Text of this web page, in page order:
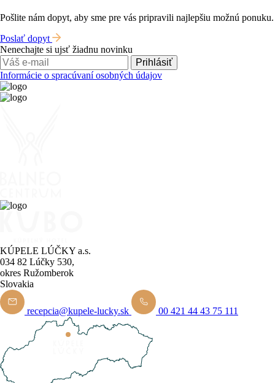
Pošlite nám dopyt, aby sme pre vás pripravili najlepšiu možnú ponuku.
Poslať dopyt
Nenechajte si ujsť žiadnu novinku
Prihlásiť
Informácie o spracúvaní osobných údajov
KÚPELE LÚČKY a.s.
034 82 Lúčky 530,
okres Ružomberok
Slovakia
recepcia@kupele-lucky.sk 00 421 44 43 75 111